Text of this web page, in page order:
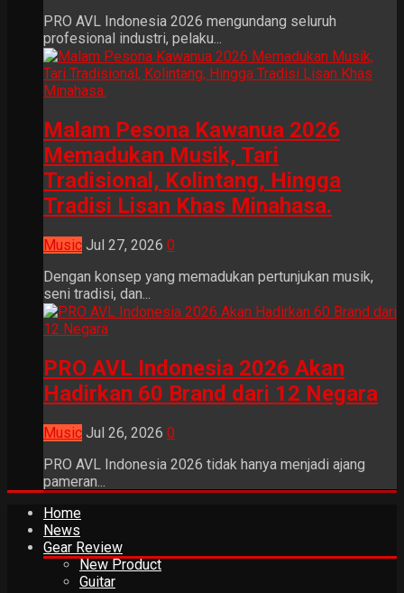
PRO AVL Indonesia 2026 mengundang seluruh
profesional industri, pelaku...
Malam Pesona Kawanua 2026
Memadukan Musik, Tari
Tradisional, Kolintang, Hingga
Tradisi Lisan Khas Minahasa.
Music Jul 27, 2026 0
Dengan konsep yang memadukan pertunjukan musik,
seni tradisi, dan...
PRO AVL Indonesia 2026 Akan
Hadirkan 60 Brand dari 12 Negara
Music Jul 26, 2026 0
PRO AVL Indonesia 2026 tidak hanya menjadi ajang
pameran...
Home
News
Gear Review
New Product
Guitar